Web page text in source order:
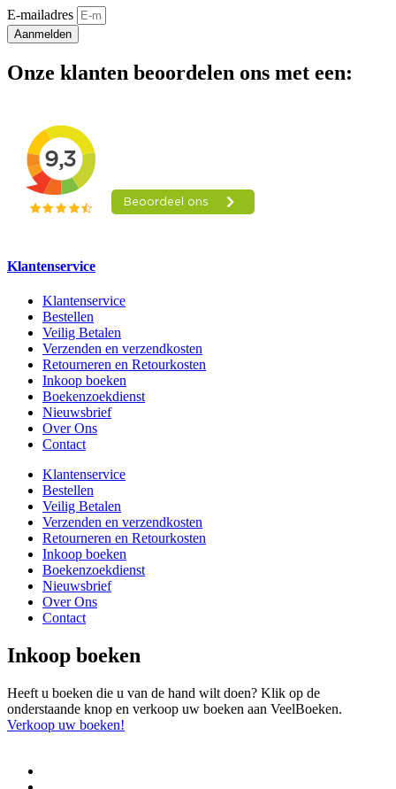
E-mailadres
Aanmelden
Onze klanten beoordelen ons met een:
Klantenservice
Klantenservice
Bestellen
Veilig Betalen
Verzenden en verzendkosten
Retourneren en Retourkosten
Inkoop boeken
Boekenzoekdienst
Nieuwsbrief
Over Ons
Contact
Klantenservice
Bestellen
Veilig Betalen
Verzenden en verzendkosten
Retourneren en Retourkosten
Inkoop boeken
Boekenzoekdienst
Nieuwsbrief
Over Ons
Contact
Inkoop boeken
Heeft u boeken die u van de hand wilt doen? Klik op de
onderstaande knop en verkoop uw boeken aan VeelBoeken.
Verkoop uw boeken!